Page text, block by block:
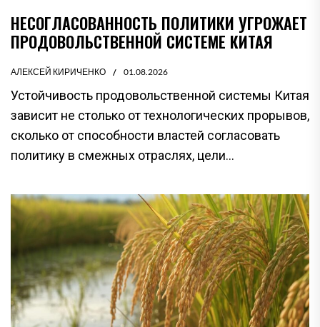
НЕСОГЛАСОВАННОСТЬ ПОЛИТИКИ УГРОЖАЕТ
ПРОДОВОЛЬСТВЕННОЙ СИСТЕМЕ КИТАЯ
АЛЕКСЕЙ КИРИЧЕНКО 01.08.2026
Устойчивость продовольственной системы Китая
зависит не столько от технологических прорывов,
сколько от способности властей согласовать
политику в смежных отраслях, цели...